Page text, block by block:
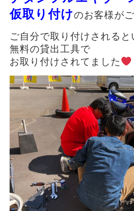
仮取り付けのお客様が
ご自分で取り付けされると
無料の貸出工具で
お取り付けされてました